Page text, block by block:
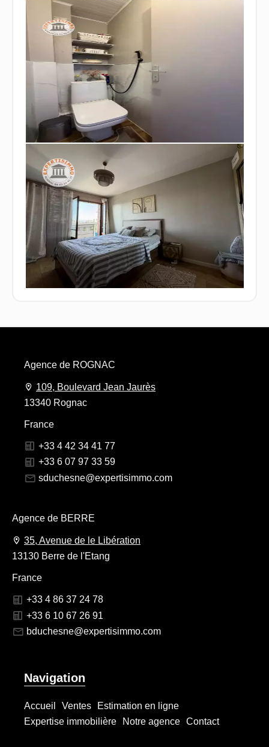
Agence de ROGNAC
109, Boulevard Jean Jaurès
13340 Rognac
France
+33 4 42 34 41 77
+33 6 07 97 33 59
sduchesne@expertisimmo.com
Agence de BERRE
35, Avenue de le Libération
13130 Berre de l'Etang
France
+33 4 86 37 24 78
+33 6 10 67 26 91
bduchesne@expertisimmo.com
Navigation
Accueil Ventes
Estimation en ligne
Expertise immobilière
Notre agence Contact